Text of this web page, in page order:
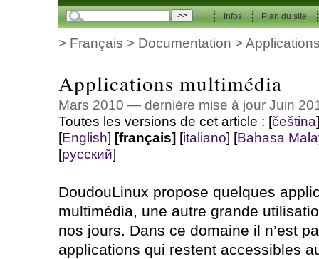
Infos Plan du site
> Français > Documentation >
Applications multimédia
Mars 2010 — dernière mise à jour Juin
Toutes les versions de cet article : [čeština]
[English] [français] [italiano] [Bahasa
[русский]
DoudouLinux propose quelques
multimédia, une autre grande
nos jours. Dans ce domaine il n’est
applications qui restent accessibles